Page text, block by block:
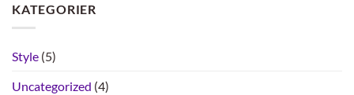
KATEGORIER
Style (5)
Uncategorized (4)